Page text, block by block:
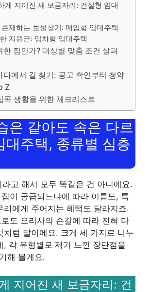
게 지어진 새 보금자리: 건설형 임대
존재하는 보물찾기: 매입형 임대주택
지원군: 임차형 임대주택
한 집인가? 대상별 맞춤 조건 살펴
다에서 길 찾기: 공고 확인부터 청약
Z
콕 생활을 위한 체크리스트
은 같아도 속은 다르
대주택, 종류별 심층
고 해서 모두 똑같은 건 아니에요.
이 공급되느냐에 따라 이름도, 특
리에게 주어지는 혜택도 달라지죠.
도 요리사의 손길에 따라 전혀 다
처럼 말이에요. 크게 세 가지로 나누
, 각 유형별로 제가 느낀 장단점을
해 볼게요.
지어진 새 보금자리: 건